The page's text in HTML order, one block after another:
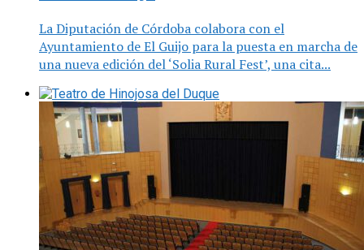
La Diputación de Córdoba colabora con el
Ayuntamiento de El Guijo para la puesta en marcha de
una nueva edición del ‘Solia Rural Fest’, una cita...